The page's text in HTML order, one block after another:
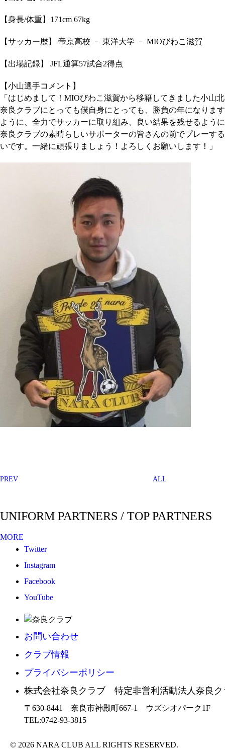
【身長/体重】171cm 67kg
【サッカー歴】 帝京高校 － 東洋大学 － MIOびわこ滋賀
【出場記録】 JFL通算57試合2得点
【小山選手コメント】
「はじめまして！MIOびわこ滋賀から移籍してきました小山
奈良クラブにとっても僕自身にとっても、勝負の年になりま
ように、全力でサッカーに取り組み、良い結果を残せるよう
奈良クラブの素晴らしいサポーターの皆さんの前でプレーす
いです。一緒に頑張りましょう！よろしくお願いします！」
PREV ALL
UNIFORM PARTNERS / TOP PARTNERS
MORE
Twitter
Instagram
Facebook
YouTube
お問い合わせ
クラブ情報
プライバシーポリシー
株式会社奈良クラブ 特定非営利活動法人奈良ク
〒630-8441 奈良市神殿町667-1
ウズシオパーク1F
TEL:0742-93-3815
© 2026 NARA CLUB ALL RIGHTS RESERVED.